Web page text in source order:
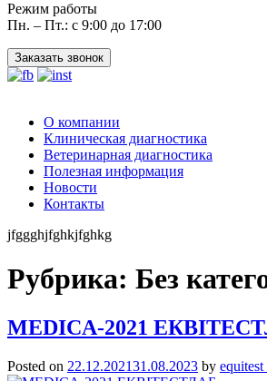
Режим работы
Пн. – Пт.: с 9:00 до 17:00
Заказать звонок
О компании
Клиническая диагностика
Ветеринарная диагностика
Полезная информация
Новости
Контакты
jfggghjfghkjfghkg
Рубрика: Без
MEDICA-2021
Posted on 22.12.202131.08.2023 by